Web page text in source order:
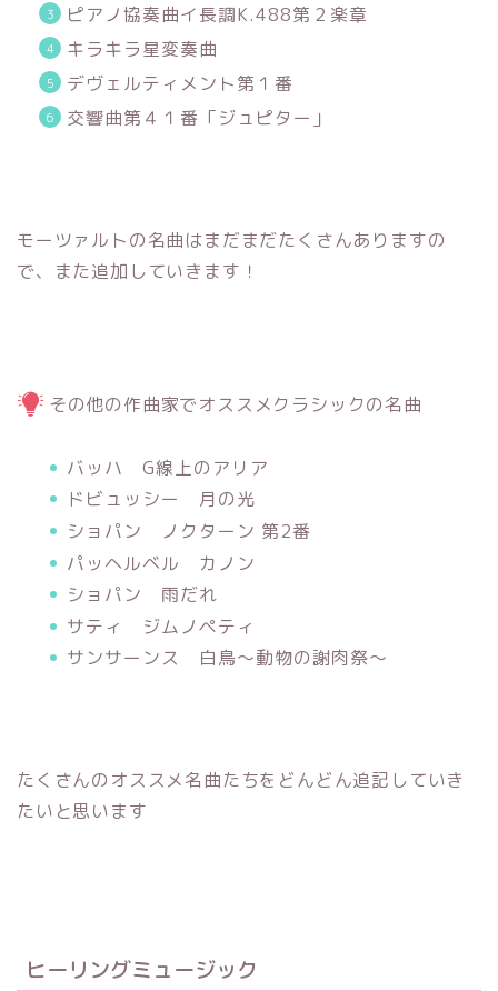
ピアノ協奏曲イ長調K.488第２楽章
キラキラ星変奏曲
デヴェルティメント第１番
交響曲第４１番「ジュピター」
モーツァルトの名曲はまだまだたくさんありますの
で、また追加していきます！
その他の作曲家でオススメクラシックの名曲
バッハ G線上のアリア
ドビュッシー 月の光
ショパン ノクターン 第2番
パッヘルベル カノン
ショパン 雨だれ
サティ ジムノペティ
サンサーンス 白鳥～動物の謝肉祭～
たくさんのオススメ名曲たちをどんどん追記していき
たいと思います
ヒーリングミュージック